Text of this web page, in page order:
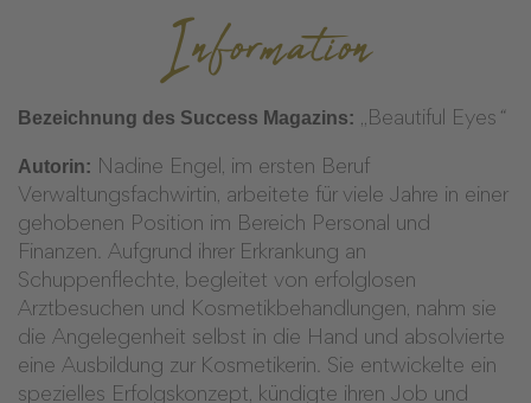
Information
Bezeichnung des Success Magazins: „Beautiful Eyes
Autorin: Nadine Engel, im ersten Beruf
Verwaltungsfachwirtin, arbeitete für viele Jahre in einer
gehobenen Position im Bereich Personal und
Finanzen. Aufgrund ihrer Erkrankung an
Schuppenflechte, begleitet von erfolglosen
Arztbesuchen und Kosmetikbehandlungen, nahm sie
die Angelegenheit selbst in die Hand und absolvierte
eine Ausbildung zur Kosmetikerin. Sie entwickelte ein
spezielles Erfolgskonzept, kündigte ihren Job und